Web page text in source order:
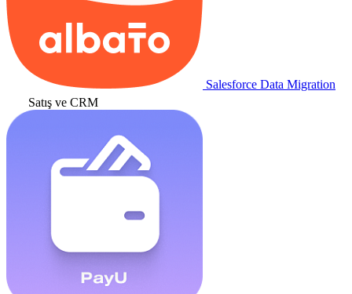
Salesforce Data Migration
Satış ve CRM